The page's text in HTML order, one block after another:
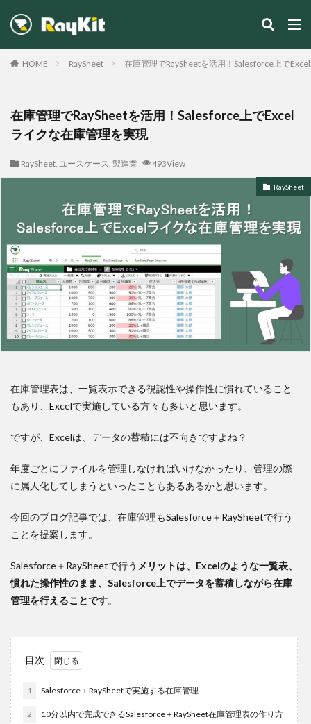
HOME RaySheet 在庫管理でRaySheetを活用！Salesforce上で
在庫管理でRaySheetを活用！Salesforce上でExcel
ライクな在庫管理を実現
RaySheet, ユースケース, 製造業 493View
RaySheet
在庫管理表は、一覧表示できる視認性や操作性に慣れていること
もあり、Excelで実施している方々も多いと思います。
ですが、Excelは、データの蓄積には不向きですよね？
年度ごとにファイルを管理しなければいけなかったり、管理の際
に属人化してしまうといったこともあるあるかと思います。
今回のブログ記事では、在庫管理もSalesforce＋RaySheetで行う
ことを提案します。
Salesforce＋RaySheetで行う メリットは、Excelのような一覧表、
慣れた操作性のまま、Salesforce上でデータを蓄積しながら在庫
管理を行えることです。
目次
1 Salesforce＋RaySheetで実施する在庫管理
2 10分以内で完成できるSalesforce＋RaySheet在庫管理表の作り方
カテゴリー
検索